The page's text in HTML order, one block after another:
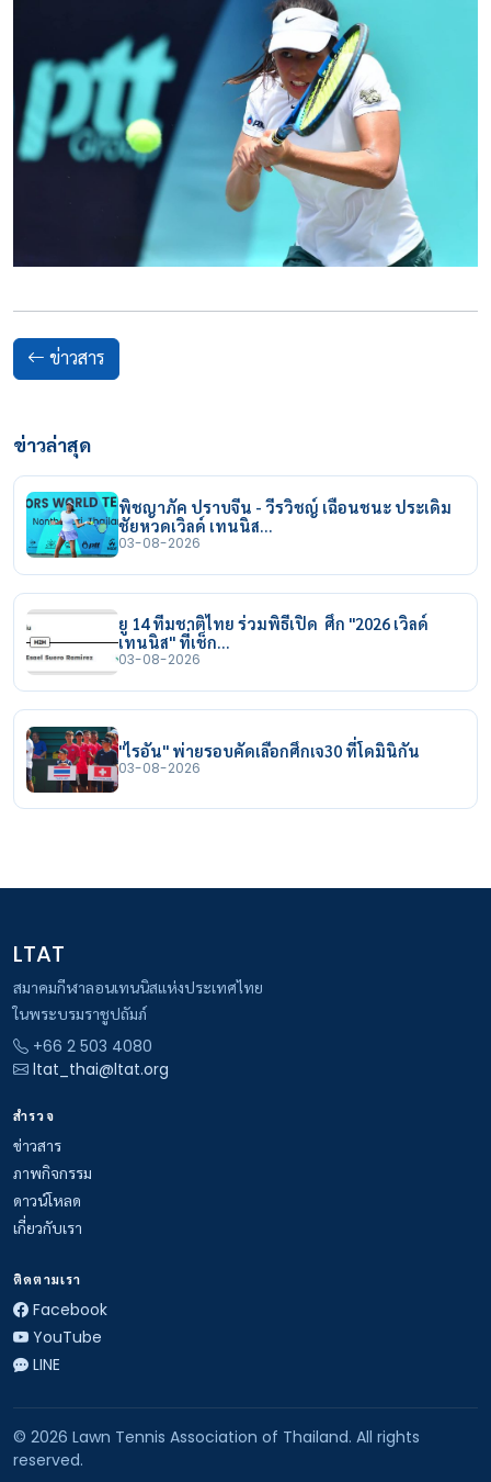
ข่าวสาร
ข่าวล่าสุด
พิชญาภัค ปราบจีน - วีรวิชญ์ เฉือนชนะ ประเดิม
ชัยหวดเวิลด์ เทนนิส…
03-08-2026
ยู 14 ทีมชาติไทย ร่วมพิธีเปิด ศึก "2026 เวิลด์
เทนนิส" ที่เช็ก…
03-08-2026
"ไรอัน" พ่ายรอบคัดเลือกศึกเจ30 ที่โดมินิกัน
03-08-2026
LTAT
สมาคมกีฬาลอนเทนนิสแห่งประเทศไทย
ในพระบรมราชูปถัมภ์
+66 2 503 4080
ltat_thai@ltat.org
สำรวจ
ข่าวสาร
ภาพกิจกรรม
ดาวน์โหลด
เกี่ยวกับเรา
ติดตามเรา
Facebook
YouTube
LINE
© 2026 Lawn Tennis Association of Thailand. All rights
reserved.